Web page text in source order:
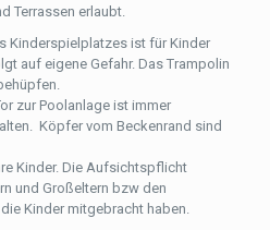
Terrassen erlaubt.
Kinderspielplatzes ist für Kinder
auf eigene Gefahr. Das Trampolin
zur Poolanlage ist immer
Köpfer vom Beckenrand sind
Kinder. Die Aufsichtspflicht
und Großeltern bzw den
Kinder mitgebracht haben.